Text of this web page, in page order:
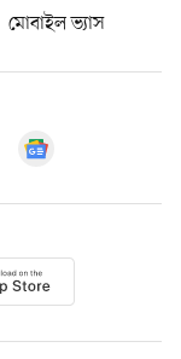
মোবাইল ভ্যাস